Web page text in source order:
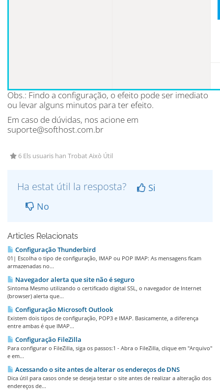
Obs.: Findo a configuração, o efeito pode ser imediato
ou levar alguns minutos para ter efeito.
Em caso de dúvidas, nos acione em
suporte@softhost.com.br
6 Els usuaris han Trobat Això Útil
Ha estat útil la resposta?
Si
No
Articles Relacionats
Configuração Thunderbird
01| Escolha o tipo de configuração, IMAP ou POP IMAP: As mensagens ficam
armazenadas no...
Navegador alerta que site não é seguro
Sintoma Mesmo utilizando o certificado digital SSL, o navegador de Internet
(browser) alerta que...
Configuração Microsoft Outlook
Existem dois tipos de configuração, POP3 e IMAP. Basicamente, a diferença
entre ambas é que IMAP...
Configuração FileZilla
Para configurar o FileZilla, siga os passos:1 - Abra o FileZilla, clique em "Arquivo"
e em...
Acessando o site antes de alterar os endereços de DNS
Dica útil para casos onde se deseja testar o site antes de realizar a alteração dos
endereços de...